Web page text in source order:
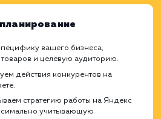
и цена за клик.
оптимизация